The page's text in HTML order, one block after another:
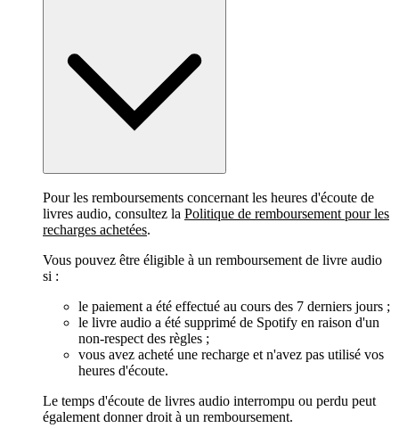
Pour les remboursements concernant les heures d'écoute de
livres audio, consultez la Politique de remboursement pour les
recharges achetées.
Vous pouvez être éligible à un remboursement de livre audio
si :
le paiement a été effectué au cours des 7 derniers jours ;
le livre audio a été supprimé de Spotify en raison d'un
non-respect des règles ;
vous avez acheté une recharge et n'avez pas utilisé vos
heures d'écoute.
Le temps d'écoute de livres audio interrompu ou perdu peut
également donner droit à un remboursement.